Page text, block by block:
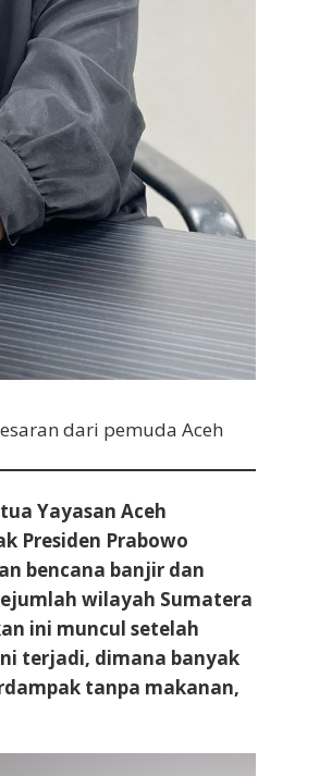
dari pemuda Aceh
Yayasan Aceh
Presiden Prabowo
bencana banjir dan
wilayah Sumatera
ini muncul setelah
terjadi, dimana banyak
tanpa makanan,